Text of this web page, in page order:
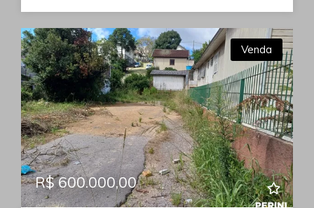
Venda
R$ 600.000,00